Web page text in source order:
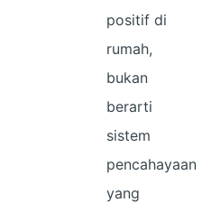
positif di
rumah,
bukan
berarti
sistem
pencahayaan
yang